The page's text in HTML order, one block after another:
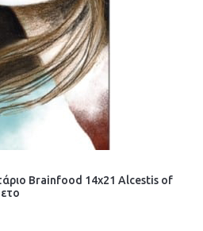
Brainfood 14x21 Alcestis of